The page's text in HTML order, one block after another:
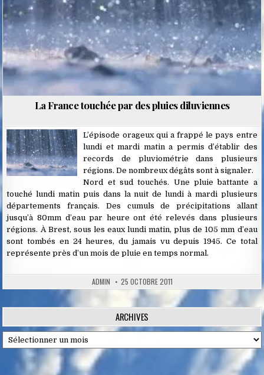
La France touchée par des pluies diluviennes
L’épisode orageux qui a frappé le pays entre
lundi et mardi matin a permis d’établir des
records de pluviométrie dans plusieurs
régions. De nombreux dégâts sont à signaler.
Nord et sud touchés. Une pluie battante a
touché lundi matin puis dans la nuit de lundi à mardi plusieurs
départements français. Des cumuls de précipitations allant
jusqu’à 80mm d’eau par heure ont été relevés dans plusieurs
régions. À Brest, sous les eaux lundi matin, plus de 105 mm d’eau
sont tombés en 24 heures, du jamais vu depuis 1945. Ce total
représente près d’un mois de pluie en temps normal.
ADMIN 25 OCTOBRE 2011
ARCHIVES
Archives